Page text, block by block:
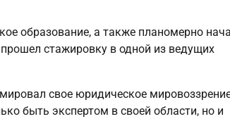
образование, а также планомерно
стажировку в одной из ведущих
свое юридическое
быть экспертом в своей области, но и